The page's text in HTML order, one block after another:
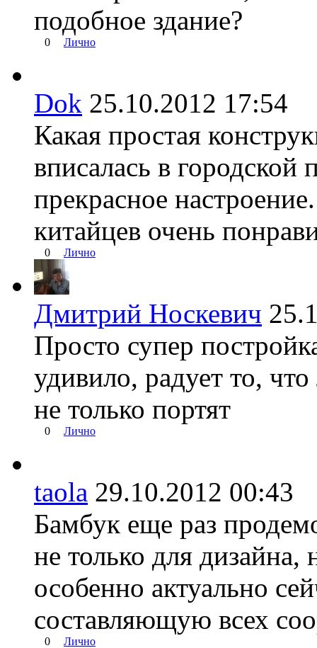
подобное здание?
0 Лично
Dok 25.10.2012 17:54
Какая простая
вписалась в городской
прекрасное
китайцев очень
0 Лично
Дмитрий Носкевич
Просто супер
удивило, радует то,
не только портят
0 Лично
taola 29.10.2012
Бамбук еще раз
не только для дизайна,
особенно актуально
составляющую всех
0 Лично